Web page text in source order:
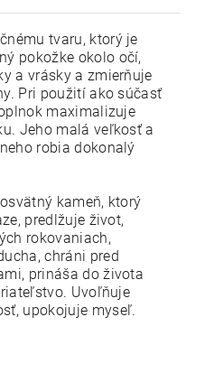
tvaru, ktorý je
pokožke okolo očí,
a vrásky a zmierňuje
Pri použití ako súčasť
maximalizuje
Jeho malá veľkosť a
robia dokonalý
kameň, ktorý
predlžuje život,
rokovaniach,
chráni pred
prináša do života
Uvoľňuje
upokojuje myseľ.